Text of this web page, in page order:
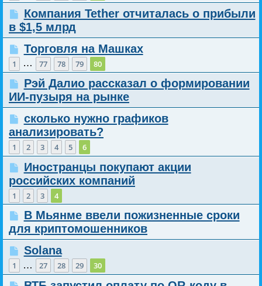
Компания Tether отчиталась о прибыли
в $1,5 млрд
Торговля на Машках
1 … 77 78 79 80
Рэй Далио рассказал о формировании
ИИ-пузыря на рынке
сколько нужно графиков
анализировать?
1 2 3 4 5 6
Иностранцы покупают акции
российских компаний
1 2 3 4
В Мьянме ввели пожизненные сроки
для криптомошенников
Solana
1 … 27 28 29 30